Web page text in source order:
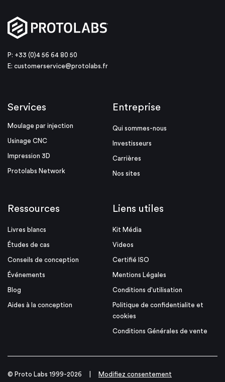
P: +33 (0)4 56 64 80 50
E: customerservice@protolabs.fr
Services
Moulage par injection
Usinage CNC
Impression 3D
Protolabs Network
Entreprise
Qui sommes-nous
Investisseurs
Carrières
Nos sites
Ressources
Livres blancs
Études de cas
Conseils de conception
Événements
Blog
Aides à la conception
Liens utiles
Kit Média
Videos
Certifié ISO
Mentions Légales
Conditions d'utilisation
Politique de confidentialite et
cookies
Conditions Générales de vente
© Proto Labs 1999-2026 Modifiez consentement